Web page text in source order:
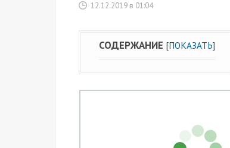
12.12.2019 в 01:04
СОДЕРЖАНИЕ [ПОКАЗАТЬ]